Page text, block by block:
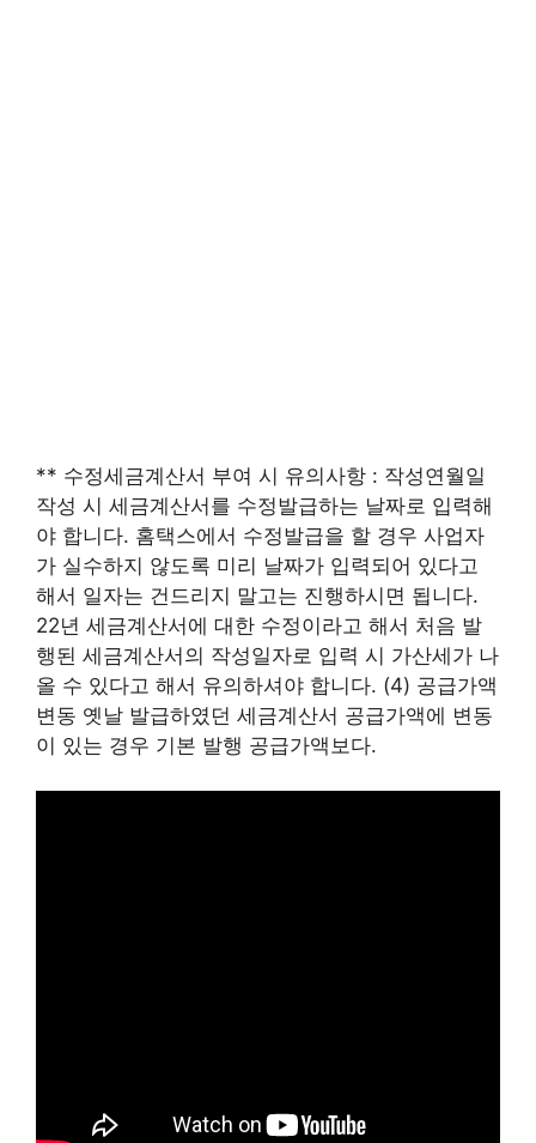
** 수정세금계산서 부여 시 유의사항 : 작성연월일
작성 시 세금계산서를 수정발급하는 날짜로 입력해
야 합니다. 홈택스에서 수정발급을 할 경우 사업자
가 실수하지 않도록 미리 날짜가 입력되어 있다고
해서 일자는 건드리지 말고는 진행하시면 됩니다.
22년 세금계산서에 대한 수정이라고 해서 처음 발
행된 세금계산서의 작성일자로 입력 시 가산세가 나
올 수 있다고 해서 유의하셔야 합니다. (4) 공급가액
변동 옛날 발급하였던 세금계산서 공급가액에 변동
이 있는 경우 기본 발행 공급가액보다.